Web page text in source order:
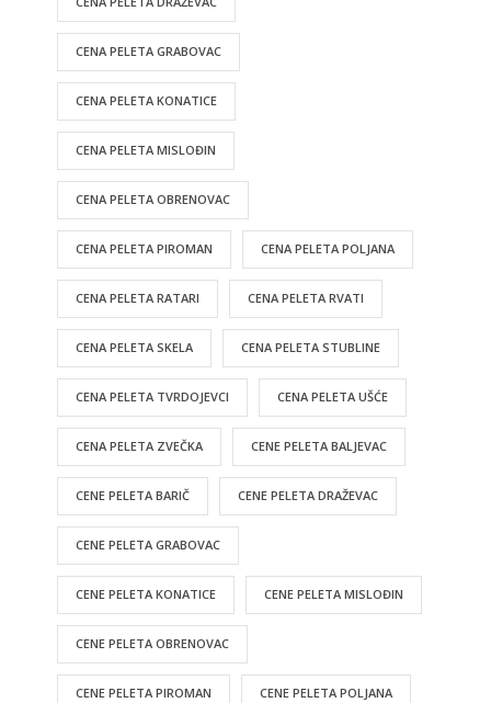
CENA PELETA GRABOVAC
CENA PELETA KONATICE
CENA PELETA MISLOĐIN
CENA PELETA OBRENOVAC
CENA PELETA PIROMAN CENA PELETA POLJANA
CENA PELETA RATARI CENA PELETA RVATI
CENA PELETA SKELA CENA PELETA STUBLINE
CENA PELETA TVRDOJEVCI CENA PELETA UŠĆE
CENA PELETA ZVEČKA CENE PELETA BALJEVAC
CENE PELETA BARIČ CENE PELETA DRAŽEVAC
CENE PELETA GRABOVAC
CENE PELETA KONATICE CENE PELETA MISLOĐIN
CENE PELETA OBRENOVAC
CENE PELETA PIROMAN CENE PELETA POLJANA